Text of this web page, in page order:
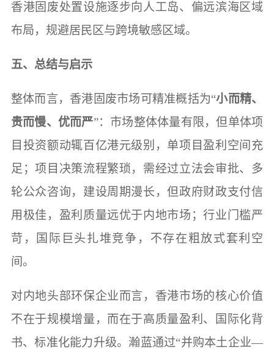
香港固废处置设施逐步向人工岛、偏远滨海区域
布局，规避居民区与跨境敏感区域。
五、总结与启示
整体而言，香港固废市场可精准概括为“小而精、
贵而慢、优而严”：市场整体体量有限，但单体项
目投资额动辄百亿港元级别，单项目盈利空间充
足；项目决策流程繁琐，需经过立法会审批、多
轮公众咨询，建设周期漫长，但政府财政支付信
用极佳，盈利质量远优于内地市场；行业门槛严
苛，国际巨头扎堆竞争，不存在粗放式套利空
间。
对内地头部环保企业而言，香港市场的核心价值
不在于规模增量，而在于高质量盈利、国际化背
书、标准化能力升级。瀚蓝通过“并购本土企业—